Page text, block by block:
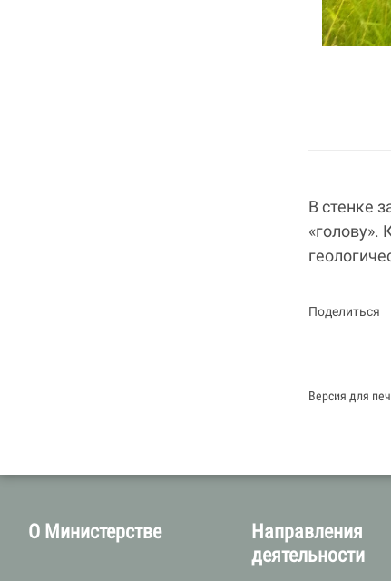
В стенке
«голову».
Поделиться
Версия для
О Министерстве
Направления
деятельности